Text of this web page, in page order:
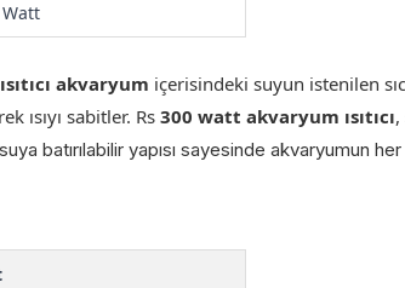
ısıtıcı akvaryum içerisindeki suyun istenilen
ısıyı sabitler. Rs 300 watt akvaryum ısıtıcı,
batırılabilir yapısı sayesinde akvaryumun